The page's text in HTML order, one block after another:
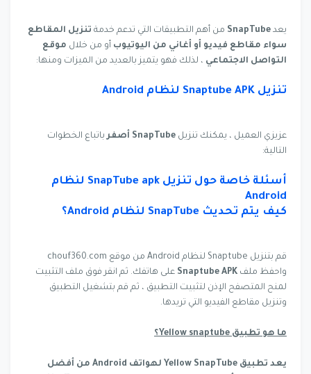
يعد SnapTube من أهم التطبيقات التي تدعم خدمة تنزيل المقاطع
سواء مقاطع فيديو أو أغاني من اليوتيوب أو من خلال موقع
التواصل الاجتماعي ، لذلك فهو يتميز بالعديد من الميزات ومنها:
تنزيل Snaptube APK لنظام Android
عزيزي العميل ، يمكنك تنزيل SnapTube أصفرباتباع الخطوات
التالية:
أسئلة خاصة حول تنزيل SnapTube apk لنظام
Android
كيف يتم تحديث SnapTube لنظام Android؟
قم بتنزيل Snaptube لنظام Android من موقع chouf360.com
واحفظ ملف Snaptube APK على هاتفك. ثم انقر فوق ملف التثبيت
لمنح المتصفح الإذن لتثبيت التطبيق ، ثم قم بتشغيل التطبيق
وتنزيل مقاطع الفيديو التي تريدها.
ما هو تطبيق Yellow snaptube؟
يعد تطبيق Yellow SnapTube لهواتف Android من أفضل